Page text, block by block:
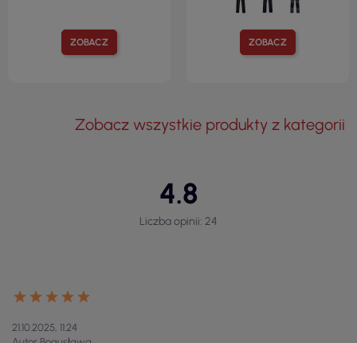
ZOBACZ ZOBACZ
Zobacz wszystkie produkty z kategorii
4.8
Liczba opinii: 24
21.10.2025, 11:24